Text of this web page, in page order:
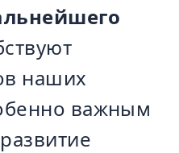
наших
важным